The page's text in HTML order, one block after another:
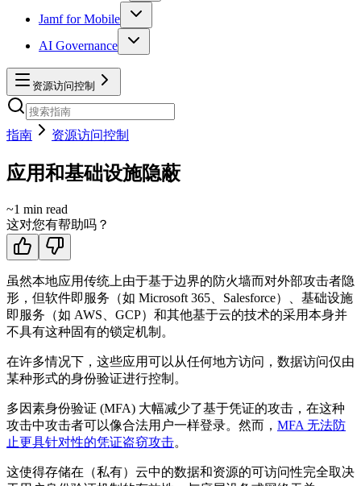
Jamf for Mobile
AI Governance
资源访问控制
指南 资源访问控制
应用和基础设施隐蔽
~1 min read
这对您有帮助吗？
虽然本地应用传统上由于基于边界的防火墙而对外部攻击者隐
形，但软件即服务（如 Microsoft 365、Salesforce）、基础设施
即服务（如 AWS、GCP）和其他基于云的技术的采用本身并
不具有这种固有的锁定机制。
在许多情况下，这些应用可以从任何地方访问，数据访问仅由
某种形式的身份验证进行控制。
多因素身份验证 (MFA) 大幅减少了基于凭证的攻击，在这种
攻击中攻击者可以像合法用户一样登录。然而， MFA 无法防
止更具针对性的凭证盗窃攻击。
这使得存储在（私有）云中的数据和资源的可访问性完全取决